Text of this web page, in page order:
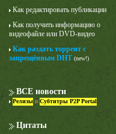
Как редактировать публикации
Как получить информацию о
видеофайле или DVD-видео
Как раздать торрент с
запрещённым DHT (new!)
ВСЕ новости
Релизы и Субтитры P2P Portal
Цитаты